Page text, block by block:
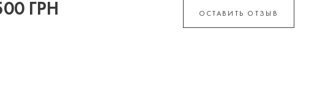
ГРН ОСТАВИТЬ ОТЗЫВ